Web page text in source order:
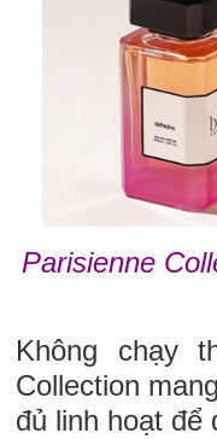
Parisienne
Không chạy
Collection
đủ linh hoạt để